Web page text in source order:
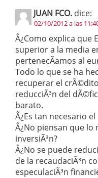
JUAN FCO. dice:
02/10/2012 a las
Â¿Como explica que
superior a la media
pertenecÃ­amos al
Todo lo que se ha
recuperar el
reducciÃ³n del
barato.
Â¿Es tan necesario
Â¿No piensan que lo
inversiÃ³n?
Â¿No se puede
de la recaudaciÃ³n
especulaciÃ³n